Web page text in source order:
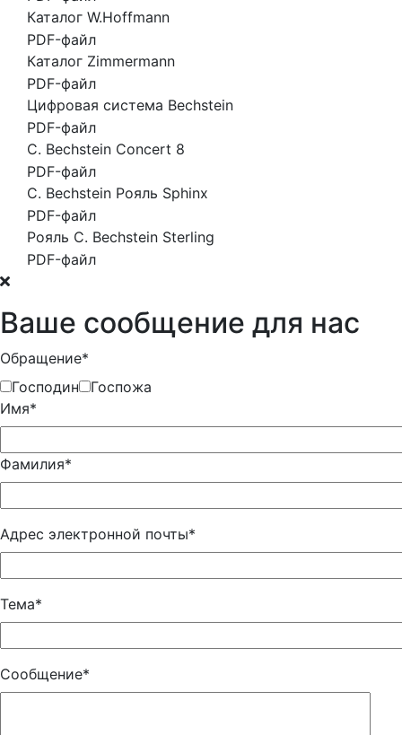
Каталог W.Hoffmann
PDF-файл
Каталог Zimmermann
PDF-файл
Цифровая система Bechstein
PDF-файл
C. Bechstein Concert 8
PDF-файл
C. Bechstein Рояль Sphinx
PDF-файл
Рояль C. Bechstein Sterling
PDF-файл
Ваше сообщение для нас
Обращение*
Господин
Госпожа
Имя*
Фамилия*
Адрес электронной почты*
Тема*
Сообщение*